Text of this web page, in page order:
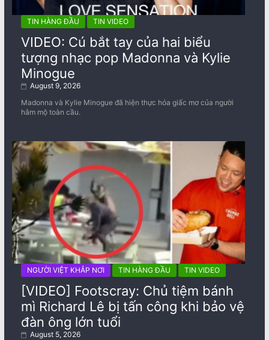
TIN HÀNG ĐẦU TIN VIDEO
VIDEO: Cú bắt tay của hai biểu
tượng nhạc pop Madonna và Kylie
Minogue
August 9, 2026
Madonna và Kylie Minogue đã hiện thực hóa giấc mơ của người
hâm mộ toàn cầu.
NGƯỜI VIỆT KHẮP NƠI TIN HÀNG ĐẦU TIN VIDEO
[VIDEO] Footscray: Chủ tiệm bánh
mì Richard Lê bị tấn công khi bảo vệ
đàn ông lớn tuổi
August 5, 2026